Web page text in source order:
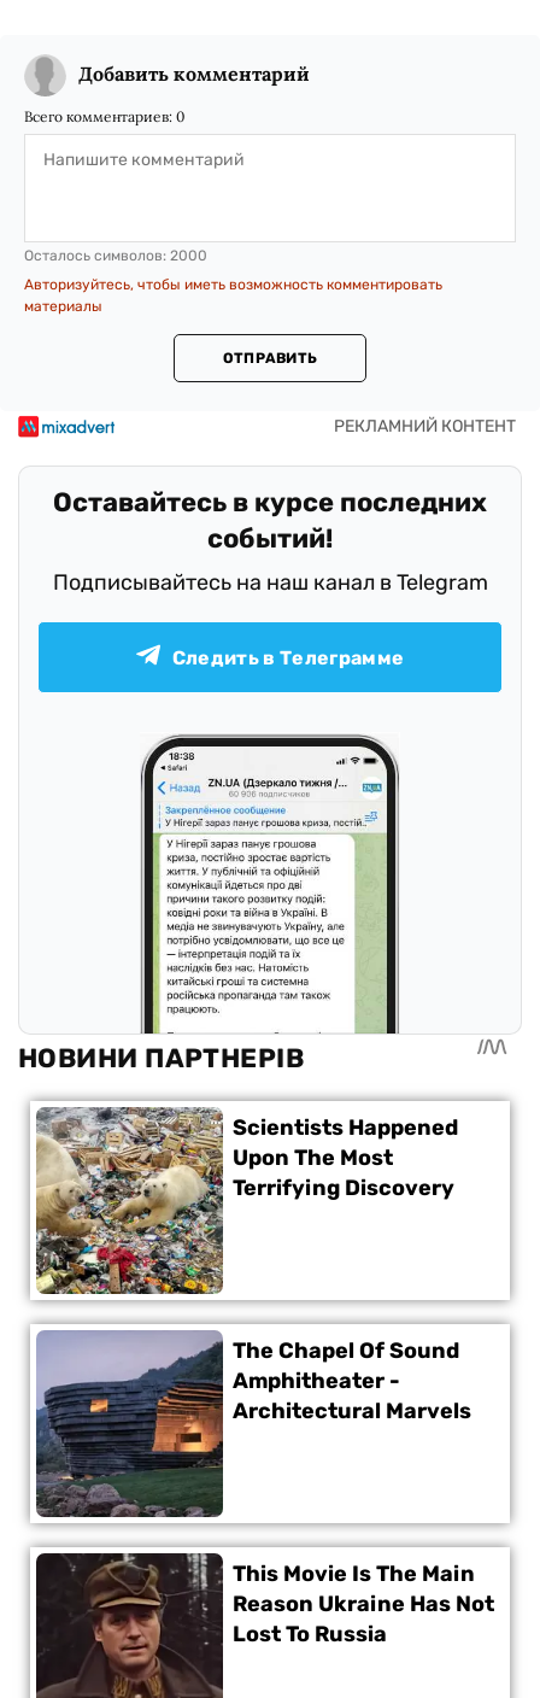
Добавить комментарий
Всего комментариев: 0
Осталось символов: 2000
Авторизуйтесь, чтобы иметь возможность комментировать
материалы
ОТПРАВИТЬ
Оставайтесь в курсе последних
событий!
Подписывайтесь на наш канал в Telegram
Следить в Телеграмме